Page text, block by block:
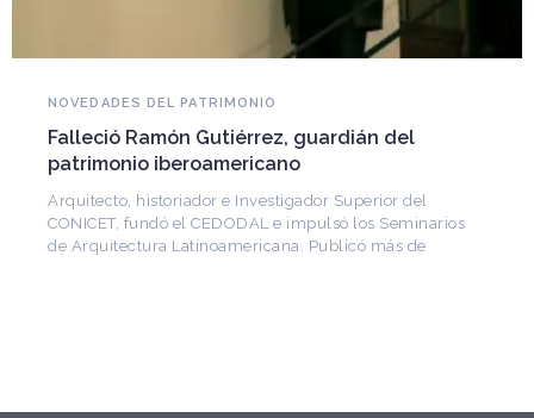
NOVEDADES DEL PATRIMONIO
Falleció Ramón Gutiérrez, guardián del
patrimonio iberoamericano
Arquitecto, historiador e Investigador Superior del
CONICET, fundó el CEDODAL e impulsó los Seminarios
de Arquitectura Latinoamericana. Publicó más de